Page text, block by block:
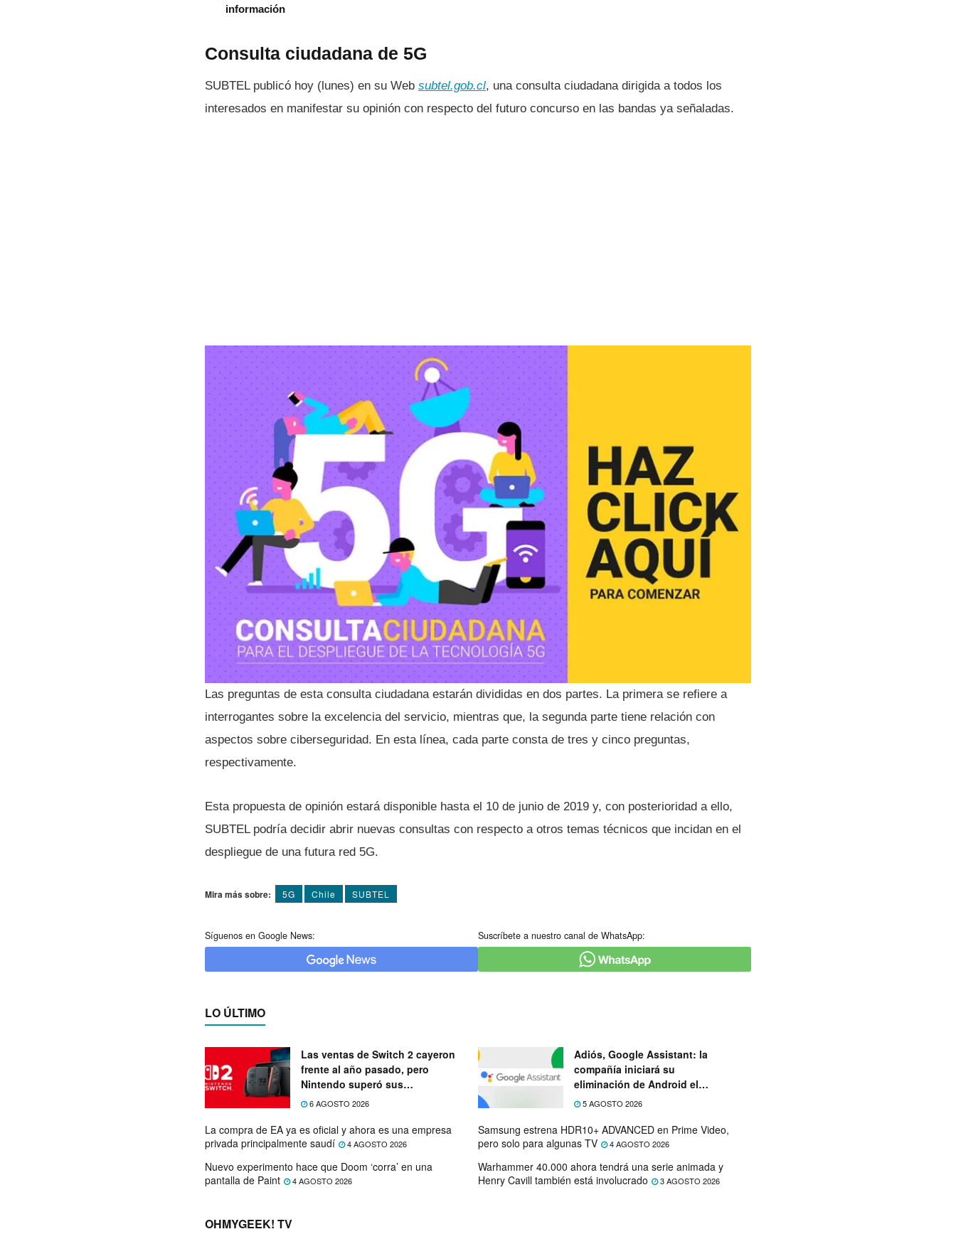
información
Consulta ciudadana de 5G
SUBTEL publicó hoy (lunes) en su Web subtel.gob.cl, una consulta ciudadana dirigida a todos los
interesados en manifestar su opinión con respecto del futuro concurso en las bandas ya señaladas.
Las preguntas de esta consulta ciudadana estarán divididas en dos partes. La primera se refiere a
interrogantes sobre la excelencia del servicio, mientras que, la segunda parte tiene relación con
aspectos sobre ciberseguridad. En esta lí­nea, cada parte consta de tres y cinco preguntas,
respectivamente.
Esta propuesta de opinión estará disponible hasta el 10 de junio de 2019 y, con posterioridad a ello,
SUBTEL podrí­a decidir abrir nuevas consultas con respecto a otros temas técnicos que incidan en el
despliegue de una futura red 5G.
Mira más sobre: 5G Chile SUBTEL
Síguenos en Google News: Suscríbete a nuestro canal de WhatsApp:
LO ÚLTIMO
Las ventas de Switch 2 cayeron
frente al año pasado, pero
Nintendo superó sus
expectativas
6 AGOSTO 2026
Adiós, Google Assistant: la
compañía iniciará su
eliminación de Android el
próximo mes
5 AGOSTO 2026
La compra de EA ya es oficial y ahora es una empresa
privada principalmente saudí
4 AGOSTO 2026
Samsung estrena HDR10+ ADVANCED en Prime Video,
pero solo para algunas TV
4 AGOSTO 2026
Nuevo experimento hace que Doom ‘corra’ en una
pantalla de Paint
4 AGOSTO 2026
Warhammer 40.000 ahora tendrá una serie animada y
Henry Cavill también está involucrado
3 AGOSTO 2026
OHMYGEEK! TV